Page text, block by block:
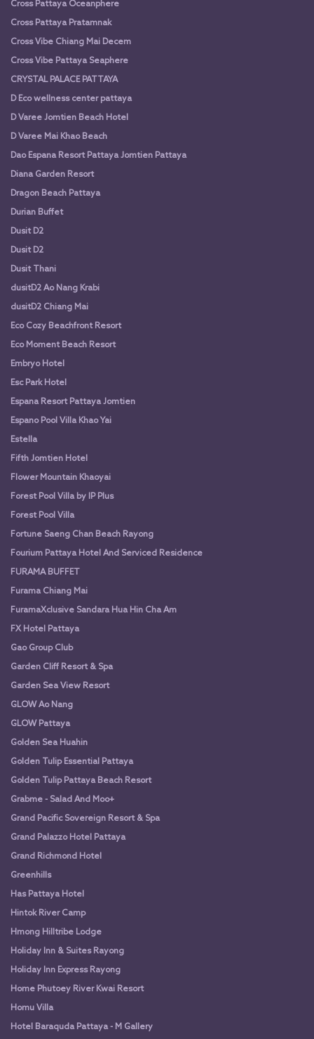
Cross Pattaya Oceanphere
Cross Pattaya Pratamnak
Cross Vibe Chiang Mai Decem
Cross Vibe Pattaya Seaphere
CRYSTAL PALACE PATTAYA
D Eco wellness center pattaya
D Varee Jomtien Beach Hotel
D Varee Mai Khao Beach
Dao Espana Resort Pattaya Jomtien Pattaya
Diana Garden Resort
Dragon Beach Pattaya
Durian Buffet
Dusit D2
Dusit D2
Dusit Thani
dusitD2 Ao Nang Krabi
dusitD2 Chiang Mai
Eco Cozy Beachfront Resort
Eco Moment Beach Resort
Embryo Hotel
Esc Park Hotel
Espana Resort Pattaya Jomtien
Espano Pool Villa Khao Yai
Estella
Fifth Jomtien Hotel
Flower Mountain Khaoyai
Forest Pool Villa by IP Plus
Forest Pool Villa
Fortune Saeng Chan Beach Rayong
Fourium Pattaya Hotel And Serviced Residence
FURAMA BUFFET
Furama Chiang Mai
FuramaXclusive Sandara Hua Hin Cha Am
FX Hotel Pattaya
Gao Group Club
Garden Cliff Resort & Spa
Garden Sea View Resort
GLOW Ao Nang
GLOW Pattaya
Golden Sea Huahin
Golden Tulip Essential Pattaya
Golden Tulip Pattaya Beach Resort
Grabme - Salad And Moo+
Grand Pacific Sovereign Resort & Spa
Grand Palazzo Hotel Pattaya
Grand Richmond Hotel
Greenhills
Has Pattaya Hotel
Hintok River Camp
Hmong Hilltribe Lodge
Holiday Inn & Suites Rayong
Holiday Inn Express Rayong
Home Phutoey River Kwai Resort
Homu Villa
Hotel Baraquda Pattaya - M Gallery